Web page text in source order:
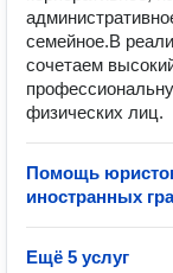
семейное.В
сочетаем
физических лиц.
Помощь
иностранных
Ещё 5 услуг